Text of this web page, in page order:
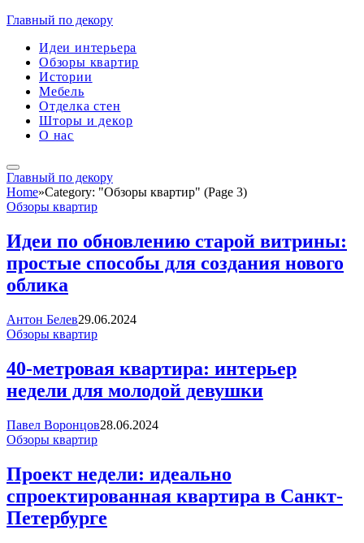
Главный по декору
Идеи интерьера
Обзоры квартир
Истории
Мебель
Отделка стен
Шторы и декор
О нас
Главный по декору
Home»Category: "Обзоры квартир" (Page 3)
Обзоры квартир
Идеи по обновлению старой витрины:
простые способы для создания нового
облика
Антон Белев29.06.2024
Обзоры квартир
40-метровая квартира: интерьер
недели для молодой девушки
Павел Воронцов28.06.2024
Обзоры квартир
Проект недели: идеально
спроектированная квартира в Санкт-
Петербурге